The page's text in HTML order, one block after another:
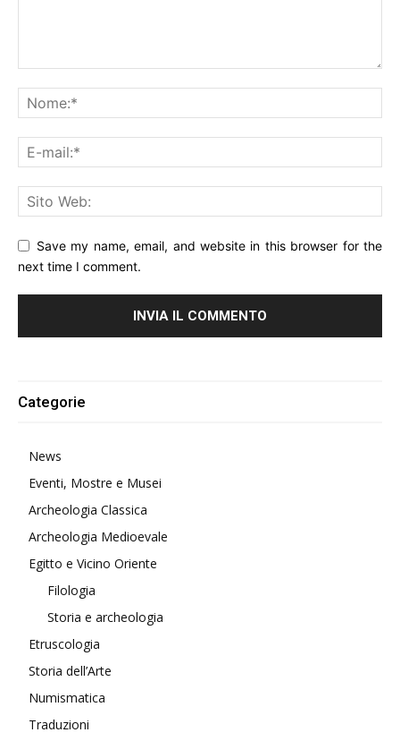
Save my name, email, and website in this browser for the
next time I comment.
Categorie
News
Eventi, Mostre e Musei
Archeologia Classica
Archeologia Medioevale
Egitto e Vicino Oriente
Filologia
Storia e archeologia
Etruscologia
Storia dell’Arte
Numismatica
Traduzioni